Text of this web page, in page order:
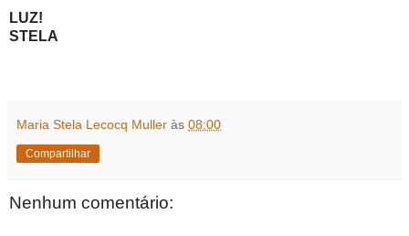
LUZ!
STELA
Maria Stela Lecocq Muller às 08:00
Compartilhar
Nenhum comentário: